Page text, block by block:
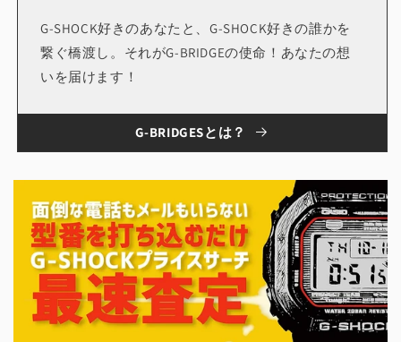
G-SHOCK好きのあなたと、G-SHOCK好きの誰かを
繋ぐ橋渡し。それがG-BRIDGEの使命！あなたの想
いを届けます！
G-BRIDGESとは？